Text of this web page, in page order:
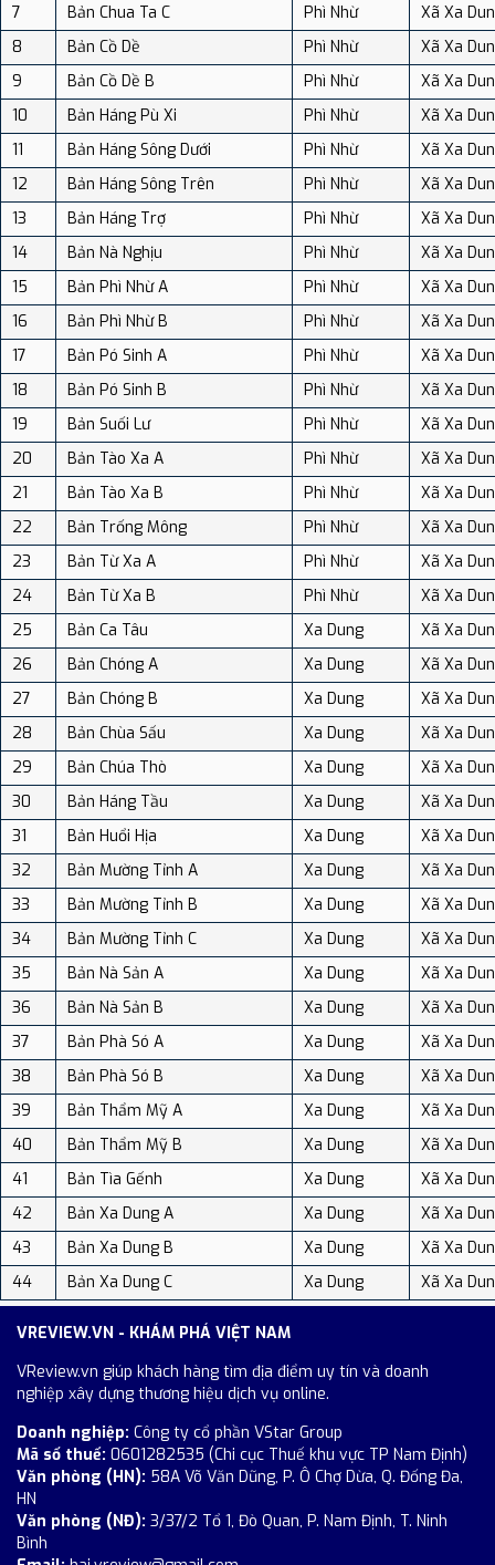
7
Bản Chua Ta C Phì Nhừ
Xã Xa
8
Bản Cồ Dề Phì Nhừ
Xã Xa
9
Bản Cồ Dề B Phì Nhừ
Xã Xa
10
Bản Háng Pù Xi Phì Nhừ
Xã Xa
11
Bản Háng Sông Dưới Phì Nhừ
Xã Xa
12
Bản Háng Sông Trên Phì Nhừ
Xã Xa
13
Bản Háng Trợ Phì Nhừ
Xã Xa
14
Bản Nà Nghịu Phì Nhừ
Xã Xa
15
Bản Phì Nhừ A Phì Nhừ
Xã Xa
16
Bản Phì Nhừ B Phì Nhừ
Xã Xa
17
Bản Pó Sinh A Phì Nhừ
Xã Xa
18
Bản Pó Sinh B Phì Nhừ
Xã Xa
19
Bản Suối Lư Phì Nhừ
Xã Xa
20
Bản Tào Xa A Phì Nhừ
Xã Xa
21
Bản Tào Xa B Phì Nhừ
Xã Xa
22
Bản Trống Mông Phì Nhừ
Xã Xa
23
Bản Từ Xa A Phì Nhừ
Xã Xa
24
Bản Từ Xa B Phì Nhừ
Xã Xa
25
Bản Ca Tâu Xa Dung
Xã Xa
26
Bản Chóng A Xa Dung
Xã Xa
27
Bản Chóng B Xa Dung
Xã Xa
28
Bản Chùa Sấu Xa Dung
Xã Xa
29
Bản Chúa Thò Xa Dung
Xã Xa
30
Bản Háng Tầu Xa Dung
Xã Xa
31
Bản Huổi Hịa Xa Dung
Xã Xa
32
Bản Mường Tỉnh A Xa Dung
Xã Xa
33
Bản Mường Tỉnh B Xa Dung
Xã Xa
34
Bản Mường Tỉnh C Xa Dung
Xã Xa
35
Bản Nà Sản A Xa Dung
Xã Xa
36
Bản Nà Sản B Xa Dung
Xã Xa
37
Bản Phà Só A Xa Dung
Xã Xa
38
Bản Phà Só B Xa Dung
Xã Xa
39
Bản Thẩm Mỹ A Xa Dung
Xã Xa
40
Bản Thẩm Mỹ B Xa Dung
Xã Xa
41
Bản Tìa Gếnh Xa Dung
Xã Xa
42
Bản Xa Dung A Xa Dung
Xã Xa
43
Bản Xa Dung B Xa Dung
Xã Xa
44
Bản Xa Dung C Xa Dung Xã Xa
VREVIEW.VN - KHÁM PHÁ VIỆT NAM
VReview.vn giúp khách hàng tìm địa điểm uy tín và doanh
nghiệp xây dựng thương hiệu dịch vụ online.
Doanh nghiệp: Công ty cổ phần VStar Group
Mã số thuế: 0601282535 (Chi cục Thuế khu vực TP Nam Định)
Văn phòng (HN): 58A Võ Văn Dũng, P. Ô Chợ Dừa, Q. Đống Đa,
HN
Văn phòng (NĐ): 3/37/2 Tổ 1, Đò Quan, P. Nam Định, T. Ninh
Bình